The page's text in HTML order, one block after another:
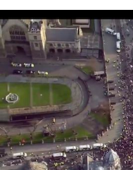
Contatti